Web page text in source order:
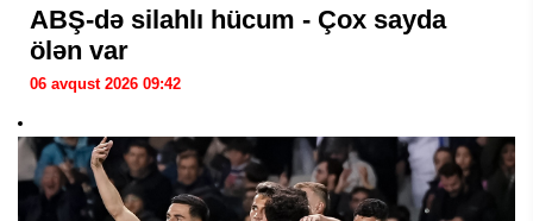
ABŞ-də silahlı hücum - Çox sayda
ölən var
06 avqust 2026 09:42